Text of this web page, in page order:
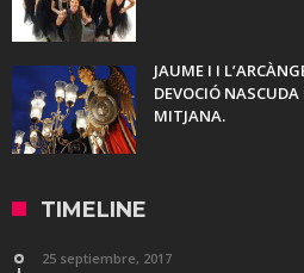
JAUME I I
DEVOCIÓ NASCUDA
MITJANA.
TIMELINE
25 septiembre, 2017